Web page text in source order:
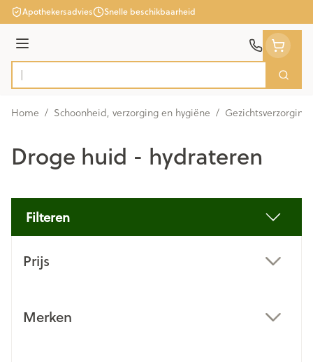
Ga naar de inhoud
Apothekersadvies Snelle beschikbaarheid
Menu
Product, merk, categorie...
Zoek
Home / Schoonheid, verzorging en hygiëne / Gezichtsverzorging
Droge huid - hydrateren
Filteren
Prijs
Merken